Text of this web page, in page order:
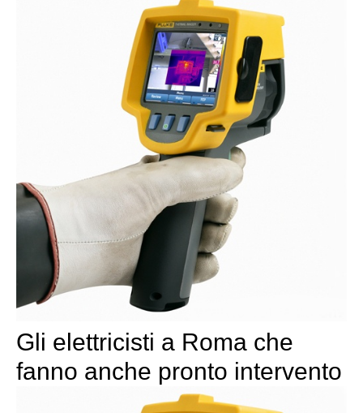
Gli elettricisti a Roma che
fanno anche pronto intervento